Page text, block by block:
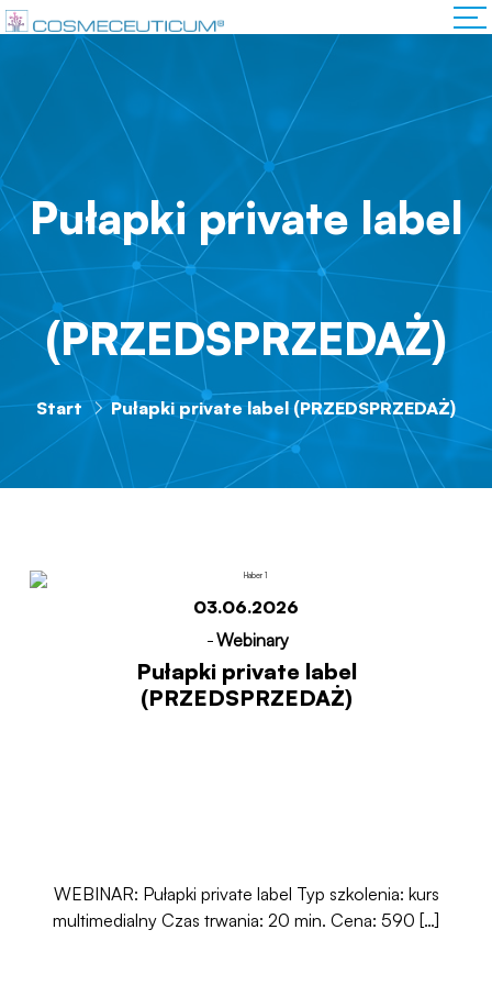
Pułapki private label
(PRZEDSPRZEDAŻ)
Start Pułapki private label (PRZEDSPRZEDAŻ)
03.06.2026
-Webinary
Pułapki private label
(PRZEDSPRZEDAŻ)
WEBINAR: Pułapki private label Typ szkolenia: kurs
multimedialny Czas trwania: 20 min. Cena: 590 […]